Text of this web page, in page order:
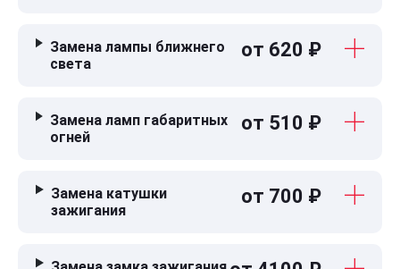
Замена лампы ближнего
света
от 620 ₽
Замена ламп габаритных
огней
от 510 ₽
Замена катушки
зажигания
от 700 ₽